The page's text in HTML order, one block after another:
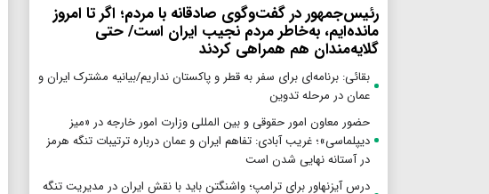
رئیس‌جمهور در گفت‌وگوی صادقانه با مردم؛ اگر تا امروز
مانده‌ایم، به‌خاطر مردم نجیب ایران است/ حتی
گلایه‌مندان هم همراهی کردند
بقائی: برنامه‌ای برای سفر به قطر و پاکستان نداریم/بیانیه مشترک ایران و
عمان در مرحله تدوین
حضور معاون امور حقوقی و بین المللی وزارت امور خارجه در «میز
دیپلماسی»؛ غریب آبادی: تفاهم ایران و عمان درباره ترتیبات تنگه هرمز
در آستانه نهایی شدن است
درس آیزنهاور برای ترامپ؛ واشنگتن باید با نقش ایران در مدیریت تنگه